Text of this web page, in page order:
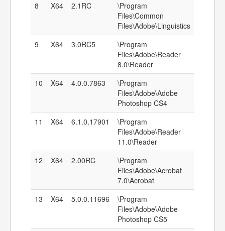
8
X64 2.1RC
\Program
Files\Common
Files\Adobe\Linguistics
9
X64 3.0RC5
\Program
Files\Adobe\Reader
8.0\Reader
10
X64 4.0.0.7863
\Program
Files\Adobe\Adobe
Photoshop CS4
11
X64 6.1.0.17901
\Program
Files\Adobe\Reader
11.0\Reader
12
X64 2.00RC
\Program
Files\Adobe\Acrobat
7.0\Acrobat
13
X64 5.0.0.11696
\Program
Files\Adobe\Adobe
Photoshop CS5